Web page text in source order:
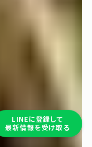
LINEに登録して
最新情報を受け取る